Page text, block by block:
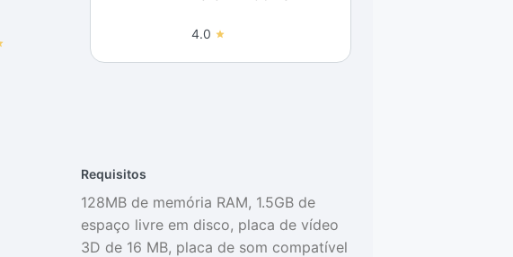
4.0
Requisitos
128MB de memória RAM, 1.5GB de
espaço livre em disco, placa de vídeo
3D de 16 MB, placa de som compatível